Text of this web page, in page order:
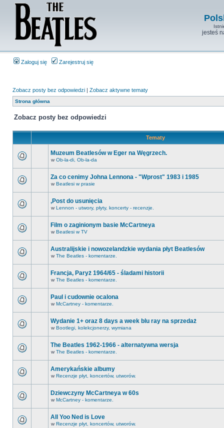
jesteś
Zaloguj się Zarejestruj się
Zobacz posty bez odpowiedzi | Zobacz aktywne tematy
Strona główna
Zobacz posty bez odpowiedzi
Tematy
Muzeum Beatlesów w Eger na Węgrzech.
w Ob-la-di, Ob-la-da
Za co cenimy Johna Lennona - "Wprost" 1983 i 1985
w Beatlesi w prasie
,Post do usunięcia
w Lennon - utwory, płyty, koncerty - recenzje.
Film o zaginionym basie McCartneya
w Beatlesi w TV
Australijskie i nowozelandzkie wydania płyt Beatlesów
w The Beatles - komentarze.
Francja, Paryż 1964/65 - śladami historii
w The Beatles - komentarze.
Paul i cudownie ocalona
w McCartney - komentarze.
Wydanie 1+ oraz 8 days a week blu ray na sprzedaż
w Bootlegi, kolekcjonerzy, wymiana
The Beatles 1962-1966 - alternatywna wersja
w The Beatles - komentarze.
Amerykańskie albumy
w Recenzje płyt, koncertów, utworów.
Dziewczyny McCartneya w 60s
w McCartney - komentarze.
All Yoo Ned is Love
w Recenzje płyt, koncertów, utworów.